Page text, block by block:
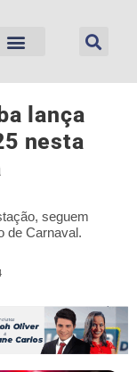
lança
nesta
seguem
de Carnaval.